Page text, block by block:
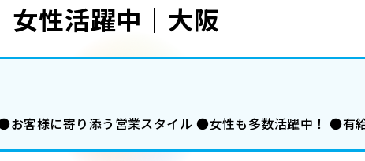
性活躍中｜大阪
客様に寄り添う営業スタイル ●女性も多数活躍中！ ●有